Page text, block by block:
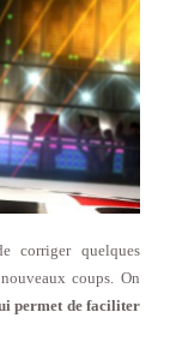
corriger quelques
coups. On
permet de faciliter